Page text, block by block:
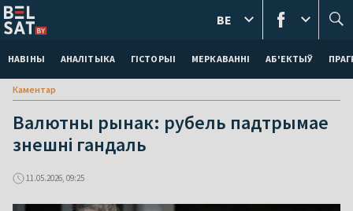
НАВІНЫ АНАЛІТЫКА ГІСТОРЫІ МЕРКАВАННI АБ'ЕКТЫЎ
BE
Каментар
Валютны рынак: рубель падтрымае
знешні гандаль
11.05.2026, 09:25